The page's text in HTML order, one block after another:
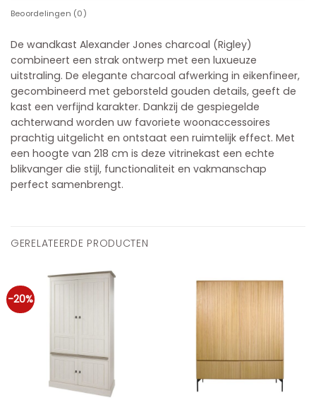
Beoordelingen (0)
De wandkast Alexander Jones charcoal (Rigley)
combineert een strak ontwerp met een luxueuze
uitstraling. De elegante charcoal afwerking in eikenfineer,
gecombineerd met geborsteld gouden details, geeft de
kast een verfijnd karakter. Dankzij de gespiegelde
achterwand worden uw favoriete woonaccessoires
prachtig uitgelicht en ontstaat een ruimtelijk effect. Met
een hoogte van 218 cm is deze vitrinekast een echte
blikvanger die stijl, functionaliteit en vakmanschap
perfect samenbrengt.
GERELATEERDE PRODUCTEN
-20%